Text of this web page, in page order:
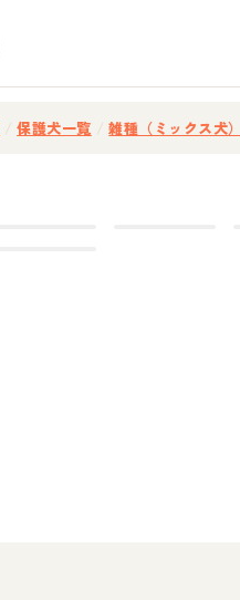
保護犬一覧 雑種（ミックス犬）